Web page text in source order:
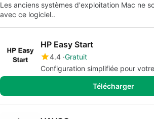
Les anciens systèmes d'exploitation Mac ne
avec ce logiciel..
HP Easy Start
4.4 Gratuit
Configuration simplifiée pour
Télécharger